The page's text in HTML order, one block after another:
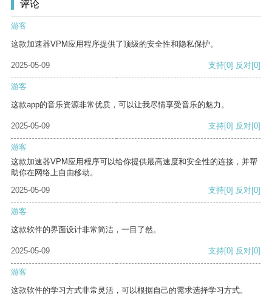
评论
游客
这款加速器VPM应用程序提供了顶级的安全性和隐私保护。
2025-05-09 支持[0] 反对[0]
游客
这款app的音乐资源非常优质，可以让我尽情享受音乐的魅力。
2025-05-09 支持[0] 反对[0]
游客
这款加速器VPM应用程序可以给你提供最高速度和安全性的连接，并帮
助你在网络上自由移动。
2025-05-09
支持[0] 反对[0]
游客
这款软件的界面设计非常简洁，一目了然。
2025-05-09 支持[0] 反对[0]
游客
这款软件的学习方式非常灵活，可以根据自己的需求选择学习方式。